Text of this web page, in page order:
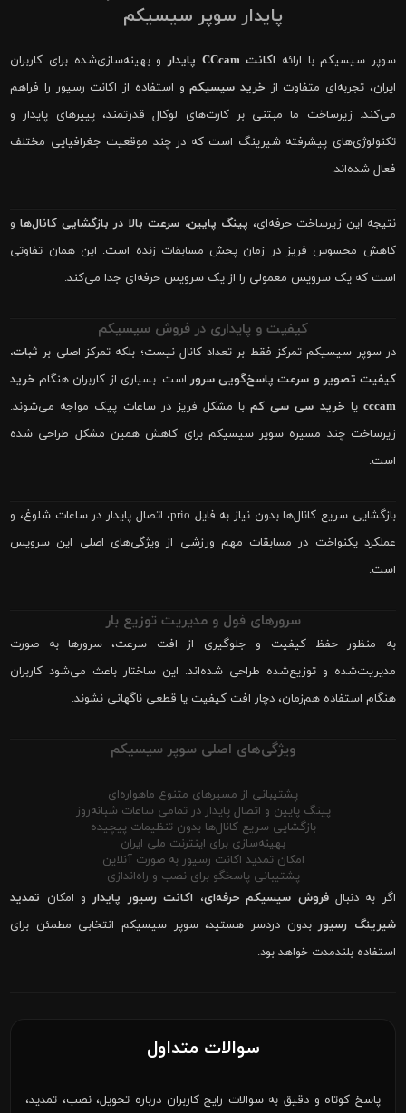
پایدار سوپر سیسیکم
سوپر سیسیکم با ارائه اکانت CCcam پایدار
و بهینه‌سازی‌شده برای کاربران
ایران، تجربه‌ای متفاوت از خرید سیسیکمو استفاده از اکانت رسیور را فراهم
می‌کند. زیرساخت ما مبتنی بر کارت‌های لوکال قدرتمند، پییرهای پایدار و
تکنولوژی‌های پیشرفته شیرینگ است که در چند موقعیت جغرافیایی مختلف
فعال شده‌اند.
نتیجه این زیرساخت حرفه‌ای، پینگ پایین، سرعت بالا در بازگشایی کانال‌هاو
کاهش محسوس فریز در زمان پخش مسابقات زنده است. این همان تفاوتی
است که یک سرویس معمولی را از یک سرویس حرفه‌ای جدا می‌کند.
کیفیت و پایداری در فروش سیسیکم
در سوپر سیسیکم تمرکز فقط بر تعداد کانال نیست؛ بلکه تمرکز اصلی بر ثبات،
کیفیت تصویر و سرعت پاسخ‌گویی سروراست. بسیاری از کاربران هنگام خرید
cccam یا خرید سی سی کمبا مشکل فریز در ساعات پیک مواجه می‌شوند.
زیرساخت چند مسیره سوپر سیسیکم برای کاهش همین مشکل طراحی شده
است.
بازگشایی سریع کانال‌ها بدون نیاز به فایل prio، اتصال پایدار در ساعات شلوغ، و
عملکرد یکنواخت در مسابقات مهم ورزشی از ویژگی‌های اصلی این سرویس
است.
سرورهای فول و مدیریت توزیع بار
به منظور حفظ کیفیت و جلوگیری از افت سرعت، سرورها به صورت
مدیریت‌شده و توزیع‌شده طراحی شده‌اند. این ساختار باعث می‌شود کاربران
هنگام استفاده هم‌زمان، دچار افت کیفیت یا قطعی ناگهانی نشوند.
ویژگی‌های اصلی سوپر سیسیکم
پشتیبانی از مسیرهای متنوع ماهواره‌ای
پینگ پایین و اتصال پایدار در تمامی ساعات شبانه‌روز
بازگشایی سریع کانال‌ها بدون تنظیمات پیچیده
بهینه‌سازی برای اینترنت ملی ایران
امکان تمدید اکانت رسیور به صورت آنلاین
پشتیبانی پاسخگو برای نصب و راه‌اندازی
اگر به دنبالفروش سیسیکم حرفه‌ای، اکانت رسیور پایدارو امکان تمدید
شیرینگ رسیوربدون دردسر هستید، سوپر سیسیکم انتخابی مطمئن برای
استفاده بلندمدت خواهد بود.
سوالات متداول
پاسخ کوتاه و دقیق به سوالات رایج کاربران درباره تحویل، نصب، تمدید،